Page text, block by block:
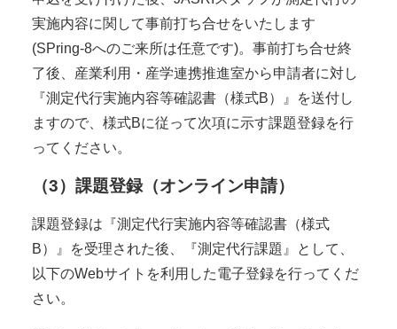
実施内容に関して事前打ち合せをいたします
(SPring-8へのご来所は任意です)。事前打ち合せ終
了後、産業利用・産学連携推進室から申請者に対し
『測定代行実施内容等確認書（様式B）』を送付し
ますので、様式Bに従って次項に示す課題登録を行
ってください。
（3）課題登録（オンライン申請）
課題登録は『測定代行実施内容等確認書（様式
B）』を受理された後、『測定代行課題』として、
以下のWebサイトを利用した電子登録を行ってくだ
さい。